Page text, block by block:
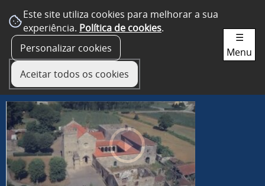
Este site utiliza cookies para melhorar a sua
experiência. Política de cookies.
Personalizar cookies
Aceitar todos os cookies
☰
Menu